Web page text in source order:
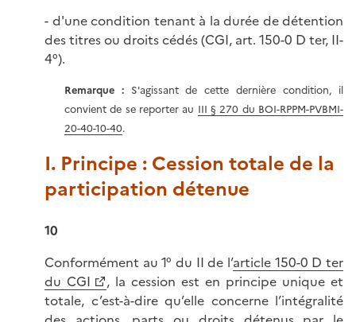
- d'une condition tenant à la durée de détention
des titres ou droits cédés (CGI, art. 150-0 D ter, II-
4°).
Remarque : S'agissant de cette dernière condition, il
convient de se reporter au III § 270 du BOI-RPPM-PVBMI-
20-40-10-40.
I. Principe : Cession totale de la
participation détenue
10
Conformément au 1° du II de l’article 150-0 D ter
du CGI
, la cession est en principe unique et
totale, c’est-à-dire qu’elle concerne l’intégralité